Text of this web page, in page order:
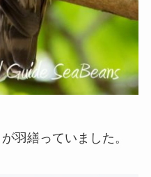
羽繕っていました。